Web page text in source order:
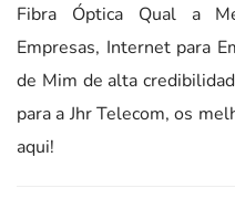
Fibra Óptica Qual a
Empresas, Internet para
de Mim de alta
para a Jhr Telecom, os
aqui!